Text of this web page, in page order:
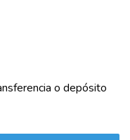
o depósito